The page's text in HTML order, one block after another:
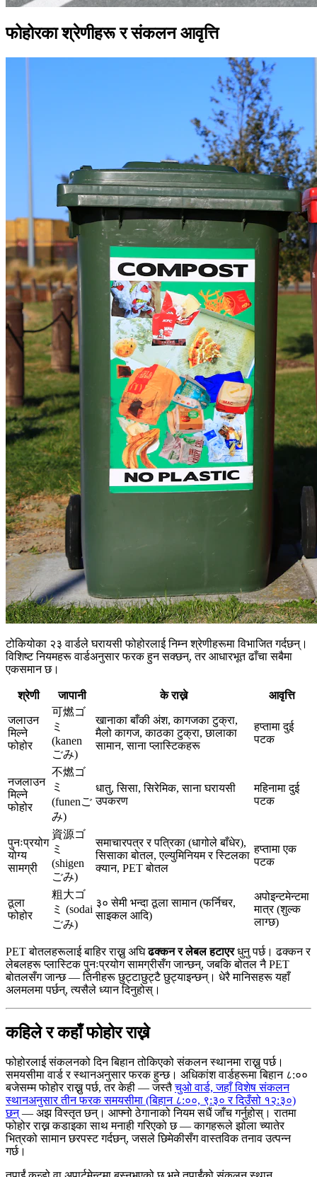
फोहोरका श्रेणीहरू र संकलन आवृत्ति
टोकियोका २३ वार्डले घरायसी फोहोरलाई निम्न श्रेणीहरूमा विभाजित गर्दछन्।
विशिष्ट नियमहरू वार्डअनुसार फरक हुन सक्छन्, तर आधारभूत ढाँचा सबैमा
एकसमान छ।
श्रेणी जापानी के राख्ने आवृत्ति
जलाउन
मिल्ने
फोहोर
可燃ゴ
ミ
(kanen
ごみ)
खानाका बाँकी अंश, कागजका टुक्रा,
मैलो कागज, काठका टुक्रा, छालाका
सामान, साना प्लास्टिकहरू
हप्तामा दुई
पटक
नजलाउन
मिल्ने
फोहोर
不燃ゴ
ミ
(funenご
み)
धातु, सिसा, सिरेमिक, साना घरायसी
उपकरण
महिनामा दुई
पटक
पुनःप्रयोग
योग्य
सामग्री
資源ゴ
ミ
(shigen
ごみ)
समाचारपत्र र पत्रिका (धागोले बाँधेर),
सिसाका बोतल, एल्युमिनियम र स्टिलका
क्यान, PET बोतल
हप्तामा एक
पटक
ठूला
फोहोर
粗大ゴ
ミ (sodai
ごみ)
३० सेमी भन्दा ठूला सामान (फर्निचर,
साइकल आदि)
अपोइन्टमेन्टमा
मात्र (शुल्क
लाग्छ)
PET बोतलहरूलाई बाहिर राख्नु अघिढक्कन र लेबल हटाएरधुनु पर्छ। ढक्कन र
लेबलहरू प्लास्टिक पुनःप्रयोग सामग्रीसँग जान्छन्, जबकि बोतल नै PET
बोतलसँग जान्छ — तिनीहरू छुट्टाछुट्टै छुट्याइन्छन्। धेरै मानिसहरू यहाँ
अलमलमा पर्छन्, त्यसैले ध्यान दिनुहोस्।
कहिले र कहाँ फोहोर राख्ने
फोहोरलाई संकलनको दिन बिहान तोकिएको संकलन स्थानमा राख्नु पर्छ।
समयसीमा वार्ड र स्थानअनुसार फरक हुन्छ। अधिकांश वार्डहरूमा बिहान ८:००
बजेसम्म फोहोर राख्नु पर्छ, तर केही — जस्तैचुओ वार्ड, जहाँ विशेष संकलन
स्थानअनुसार तीन फरक समयसीमा (बिहान ८:००, ९:३० र दिउँसो १२:३०)
छन्— अझ विस्तृत छन्। आफ्नो ठेगानाको नियम सधैं जाँच गर्नुहोस्। रातमा
फोहोर राख्न कडाइका साथ मनाही गरिएको छ — कागहरूले झोला च्यातेर
भित्रको सामान छरपस्ट गर्दछन्, जसले छिमेकीसँग वास्तविक तनाव उत्पन्न
गर्छ।